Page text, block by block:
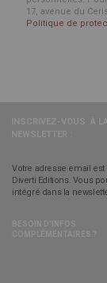
17, avenue du
Politique de
Votre adresse email
Diverti Editions. Vous
intégré dans la